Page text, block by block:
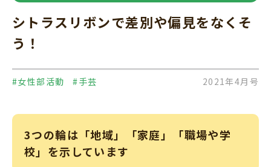
シトラスリボンで差別や偏見をなくそ
う！
#女性部活動 #手芸 2021年4月号
3つの輪は「地域」「家庭」「職場や学
校」を示しています